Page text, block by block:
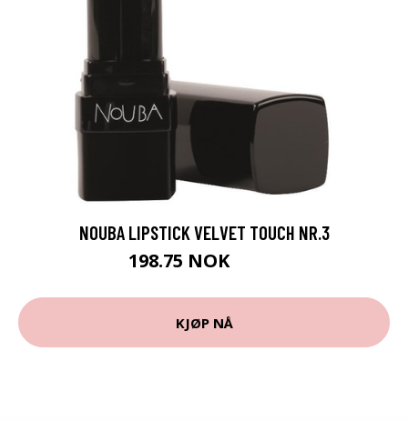
NOUBA LIPSTICK VELVET TOUCH NR.3
198.75 NOK
KJØP NÅ